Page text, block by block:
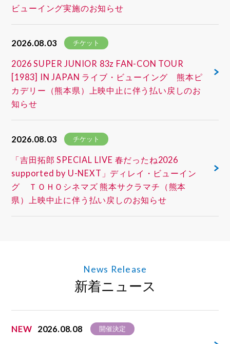
ビューイング実施のお知らせ
2026.08.03 チケット
2026 SUPER JUNIOR 83z FAN-CON TOUR
[1983] IN JAPAN ライブ・ビューイング 熊本ピ
カデリー（熊本県）上映中止に伴う払い戻しのお
知らせ
2026.08.03 チケット
「吉田拓郎 SPECIAL LIVE 春だったね2026
supported by U-NEXT」ディレイ・ビューイン
グ ＴＯＨＯシネマズ 熊本サクラマチ（熊本
県）上映中止に伴う払い戻しのお知らせ
News Release
新着ニュース
NEW 2026.08.08 開催決定